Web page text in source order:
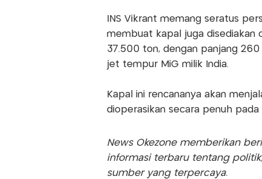
INS Vikrant memang seratus
membuat kapal juga disediakan
37.500 ton, dengan panjang
jet tempur MiG milik India.
Kapal ini rencananya akan
dioperasikan secara penuh pada
News Okezone memberikan
informasi terbaru tentang
sumber yang terpercaya.